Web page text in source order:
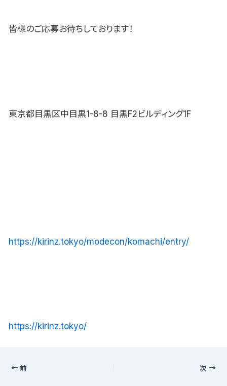
皆様のご応募お待ちしております！
東京都目黒区中目黒1-8-8 目黒F2ビルディング1F
https://kirinz.tokyo/modecon/komachi/entry/
https://kirinz.tokyo/
前 次